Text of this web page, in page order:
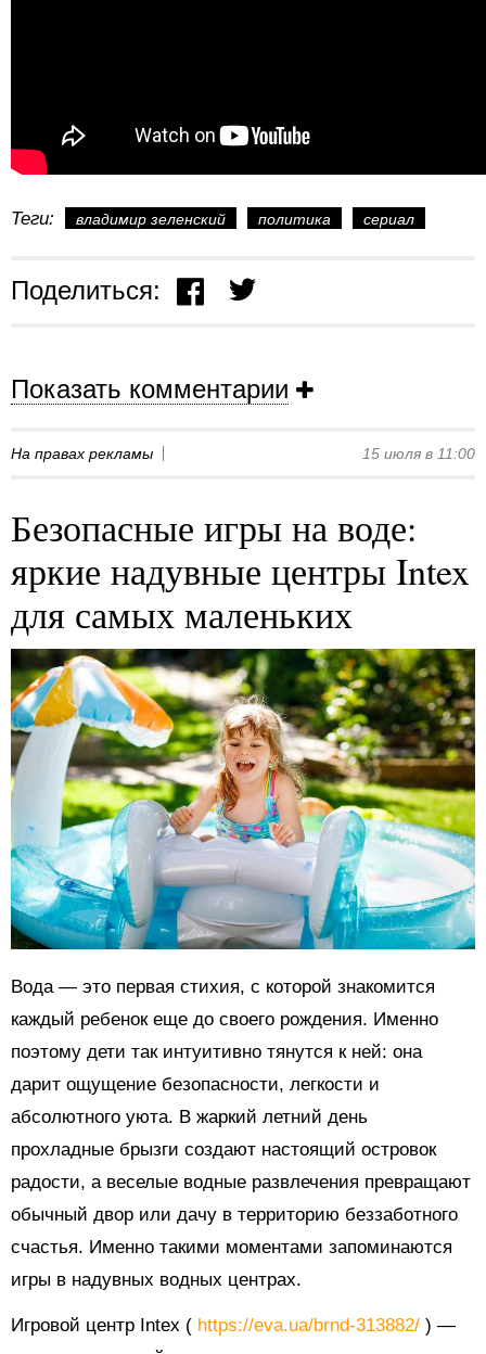
Теги: владимир зеленский политика сериал
Поделиться:
Показать комментарии
На правах рекламы 15 июля в 11:00
Безопасные игры на воде:
яркие надувные центры Intex
для самых маленьких
Вода — это первая стихия, с которой знакомится
каждый ребенок еще до своего рождения. Именно
поэтому дети так интуитивно тянутся к ней: она
дарит ощущение безопасности, легкости и
абсолютного уюта. В жаркий летний день
прохладные брызги создают настоящий островок
радости, а веселые водные развлечения превращают
обычный двор или дачу в территорию беззаботного
счастья. Именно такими моментами запоминаются
игры в надувных водных центрах.
Игровой центр Intex ( https://eva.ua/brnd-313882/ ) —